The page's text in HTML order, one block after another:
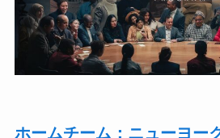
ホームチーム：ニューヨー